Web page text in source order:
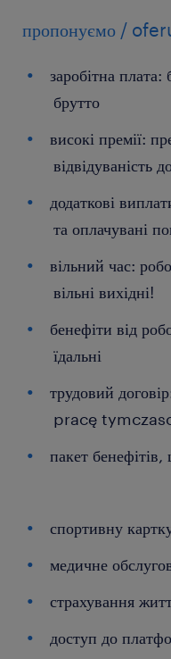
пропонуємо /
заробітна
брутто
високі премії:
відвідуваність
додаткові
та оплачувані
вільний час:
вільні вихідні!
бенефіти від
їдальні
трудовий
pracę
пакет
спортивну
медичне
страхування
доступ до